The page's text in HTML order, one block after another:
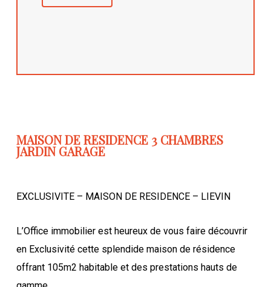
MAISON DE RESIDENCE 3 CHAMBRES
JARDIN GARAGE
EXCLUSIVITE – MAISON DE RESIDENCE – LIEVIN
L’Office immobilier est heureux de vous faire découvrir
en Exclusivité cette splendide maison de résidence
offrant 105m2 habitable et des prestations hauts de